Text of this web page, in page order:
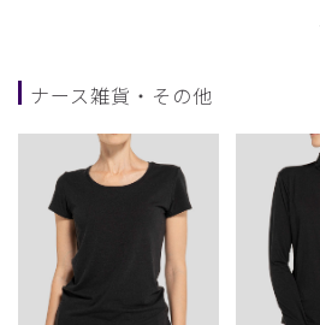
ナース雑貨・その他